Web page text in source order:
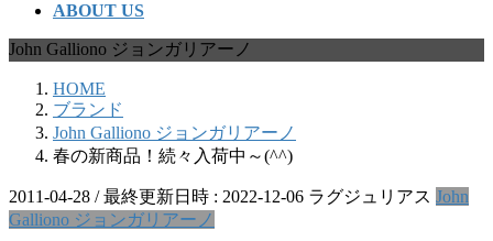
ABOUT US
John Galliono ジョンガリアーノ
HOME
ブランド
John Galliono ジョンガリアーノ
春の新商品！続々入荷中～(^^)
2011-04-28 / 最終更新日時 : 2022-12-06 ラグジュリアス John
Galliono ジョンガリアーノ